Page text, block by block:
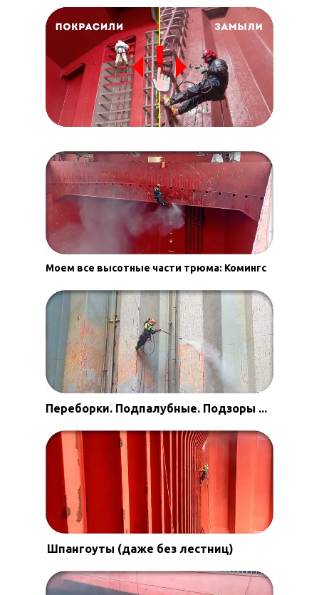
Переборки. Подпалубные. Подзоры ...
Шпангоуты (даже без лестниц)
Моем все высотные части трюма: Комингс